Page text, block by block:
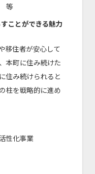
等
ことができる魅力
移住者が安心して
本町に住み続けた
住み続けられると
柱を戦略的に進め
性化事業